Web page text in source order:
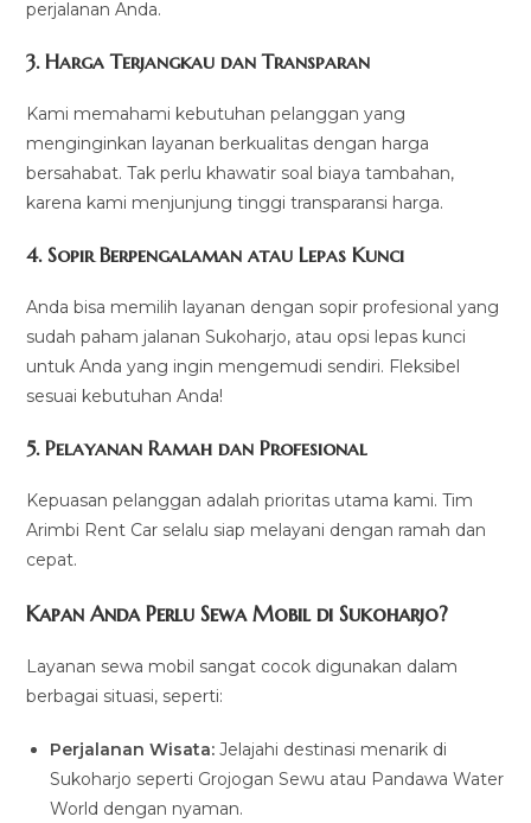
perjalanan Anda.
3.Harga Terjangkau dan Transparan
Kami memahami kebutuhan pelanggan yang
menginginkan layanan berkualitas dengan harga
bersahabat. Tak perlu khawatir soal biaya tambahan,
karena kami menjunjung tinggi transparansi harga.
4.Sopir Berpengalaman atau Lepas Kunci
Anda bisa memilih layanan dengan sopir profesional yang
sudah paham jalanan Sukoharjo, atau opsi lepas kunci
untuk Anda yang ingin mengemudi sendiri. Fleksibel
sesuai kebutuhan Anda!
5.Pelayanan Ramah dan Profesional
Kepuasan pelanggan adalah prioritas utama kami. Tim
Arimbi Rent Car selalu siap melayani dengan ramah dan
cepat.
Kapan Anda Perlu Sewa Mobil di Sukoharjo?
Layanan sewa mobil sangat cocok digunakan dalam
berbagai situasi, seperti:
Perjalanan Wisata: Jelajahi destinasi menarik di
Sukoharjo seperti Grojogan Sewu atau Pandawa Water
World dengan nyaman.